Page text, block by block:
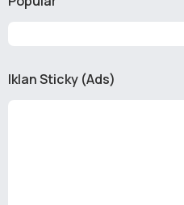
Iklan Sticky (Ads)